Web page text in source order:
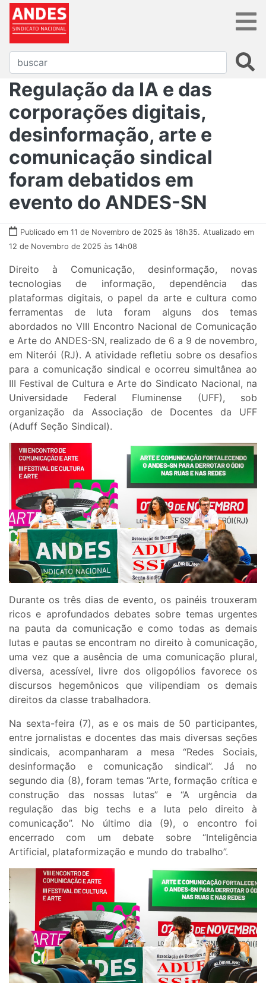
Regulação da IA e das
corporações digitais,
desinformação, arte e
comunicação sindical
foram debatidos em
evento do ANDES-SN
Publicado em 11 de Novembro de 2025 às 18h35. Atualizado em
12 de Novembro de 2025 às 14h08
Direito à Comunicação, desinformação, novas
tecnologias de informação, dependência das
plataformas digitais, o papel da arte e cultura como
ferramentas de luta foram alguns dos temas
abordados no VIII Encontro Nacional de Comunicação
e Arte do ANDES-SN, realizado de 6 a 9 de novembro,
em Niterói (RJ). A atividade refletiu sobre os desafios
para a comunicação sindical e ocorreu simultânea ao
III Festival de Cultura e Arte do Sindicato Nacional, na
Universidade Federal Fluminense (UFF), sob
organização da Associação de Docentes da UFF
(Aduff Seção Sindical).
Durante os três dias de evento, os painéis trouxeram
ricos e aprofundados debates sobre temas urgentes
na pauta da comunicação e como todas as demais
lutas e pautas se encontram no direito à comunicação,
uma vez que a ausência de uma comunicação plural,
diversa, acessível, livre dos oligopólios favorece os
discursos hegemônicos que vilipendiam os demais
direitos da classe trabalhadora.
Na sexta-feira (7), as e os mais de 50 participantes,
entre jornalistas e docentes das mais diversas seções
sindicais, acompanharam a mesa “Redes Sociais,
desinformação e comunicação sindical”. Já no
segundo dia (8), foram temas “Arte, formação crítica e
construção das nossas lutas” e “A urgência da
regulação das big techs e a luta pelo direito à
comunicação”. No último dia (9), o encontro foi
encerrado com um debate sobre “Inteligência
Artificial, plataformização e mundo do trabalho”.